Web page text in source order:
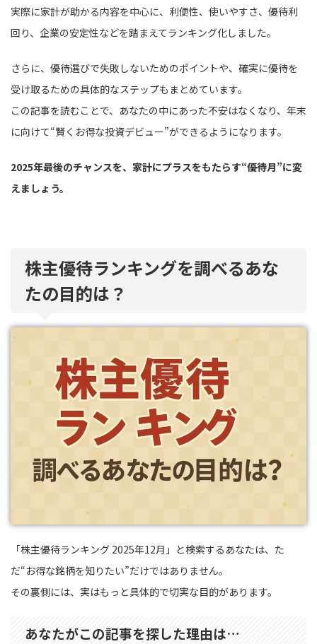
実際に家計が助かる内容を中心に、利便性、使いやすさ、優待利
回り、企業の安定性などを踏まえてランキング化しました。
さらに、優待選びで失敗しないためのポイントや、確実に優待を
受け取るための具体的なステップもまとめています。
この記事を読むことで、あなたの中にあった不安はなくなり、年末
に向けて“賢くお得な投資デビュー”ができるようになります。
2025年最後のチャンスを、家計にプラスをもたらす“優待月”に変
えましょう。
株主優待ランキングを調べるあな
たの目的は？
「株主優待ランキング 2025年12月」と検索するあなたは、た
だ“お得な銘柄を知りたい”だけではありません。
その裏側には、実はもっと具体的で切実な目的があります。
あなたがこの記事を探した理由は…